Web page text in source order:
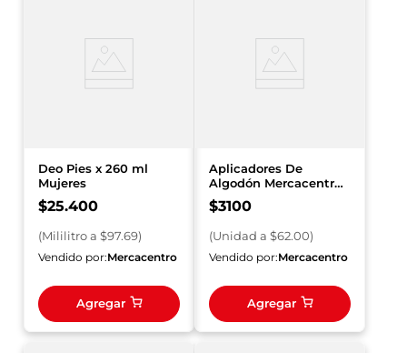
Deo Pies x 260 ml
Mujeres
$25.400
(Mililitroa $97.69)
Vendido por:Mercacentro
Agregar
Aplicadores De
Algodón Mercacentro
P50 Ll60 und
$3100
(Unidad a $62.00)
Vendido por:Mercacentro
Agregar